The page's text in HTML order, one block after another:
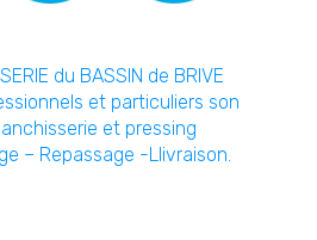
du BASSIN de BRIVE
et particuliers son
et pressing
– Repassage -Llivraison.